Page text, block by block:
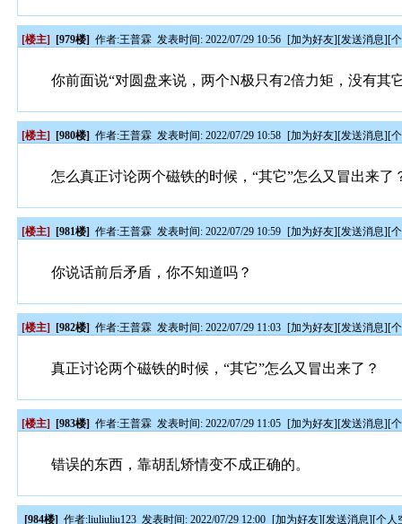
[楼主] [979楼] 作者:王普霖 发表时间: 2022/07/29 10:56 [加为好友][发送消息][
你前面说“对圆盘来说，两个N极只有2倍力矩，没有其
[楼主] [980楼] 作者:王普霖 发表时间: 2022/07/29 10:58 [加为好友][发送消息][
怎么真正讨论两个磁铁的时候，“其它”怎么又冒出来了
[楼主] [981楼] 作者:王普霖 发表时间: 2022/07/29 10:59 [加为好友][发送消息][
你说话前后矛盾，你不知道吗？
[楼主] [982楼] 作者:王普霖 发表时间: 2022/07/29 11:03 [加为好友][发送消息][
真正讨论两个磁铁的时候，“其它”怎么又冒出来了？
[楼主] [983楼] 作者:王普霖 发表时间: 2022/07/29 11:05 [加为好友][发送消息][
错误的东西，靠胡乱矫情变不成正确的。
[984楼] 作者:liuliuliu123 发表时间: 2022/07/29 12:00 [加为好友][发送消息][个人